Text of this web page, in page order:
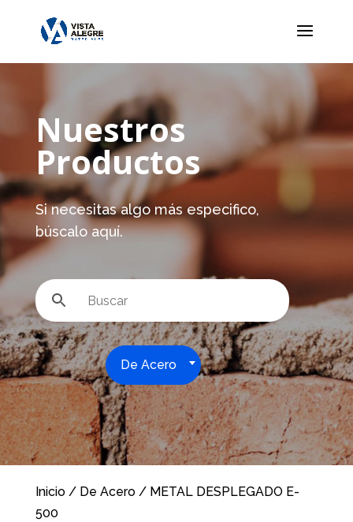
Nuestros
Productos
Si necesitas algo más especifico,
búscalo aquí.
De Acero
Inicio/ De Acero/ METAL DESPLEGADO E-
500